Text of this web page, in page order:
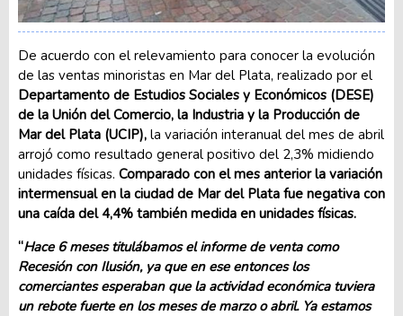
De acuerdo con el relevamiento para conocer la evolución
de las ventas minoristas en Mar del Plata, realizado por el
Departamento de Estudios Sociales y Económicos (DESE)
de la Unión del Comercio, la Industria y la Producción de
Mar del Plata (UCIP), la variación interanual del mes de abril
arrojó como resultado general positivo del 2,3% midiendo
unidades físicas. Comparado con el mes anterior la variación
intermensual en la ciudad de Mar del Plata fue negativa con
una caída del 4,4% también medida en unidades físicas.
“Hace 6 meses titulábamos el informe de venta como
Recesión con Ilusión, ya que en ese entonces los
comerciantes esperaban que la actividad económica tuviera
un rebote fuerte en los meses de marzo o abril. Ya estamos